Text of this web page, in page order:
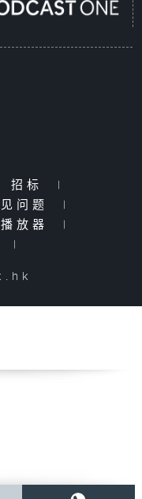
招标
|
问题
|
放器
|
|